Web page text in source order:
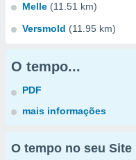
Melle (11.51 km)
Versmold (11.95 km)
O tempo...
PDF
mais informações
O tempo no seu Site